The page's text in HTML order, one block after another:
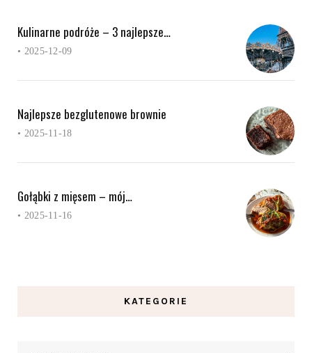
Kulinarne podróże – 3 najlepsze…
• 2025-12-09
Najlepsze bezglutenowe brownie
• 2025-11-18
Gołąbki z mięsem – mój…
• 2025-11-16
KATEGORIE